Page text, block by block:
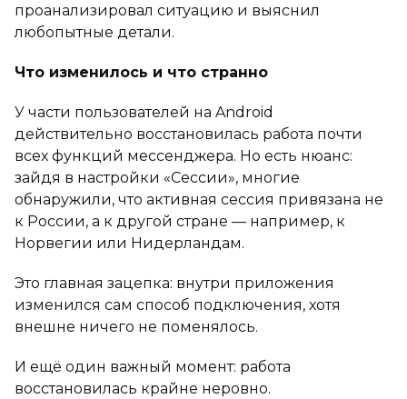
проанализировал ситуацию и выяснил
любопытные детали.
Что изменилось и что странно
У части пользователей на Android
действительно восстановилась работа почти
всех функций мессенджера. Но есть нюанс:
зайдя в настройки «Сессии», многие
обнаружили, что активная сессия привязана не
к России, а к другой стране — например, к
Норвегии или Нидерландам.
Это главная зацепка: внутри приложения
изменился сам способ подключения, хотя
внешне ничего не поменялось.
И ещё один важный момент: работа
восстановилась крайне неровно.